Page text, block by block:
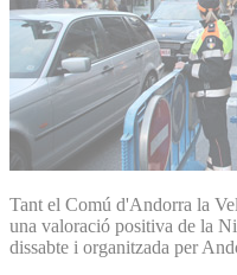
Tant el Comú d'Andorra la
una valoració positiva de la
dissabte i organitzada per